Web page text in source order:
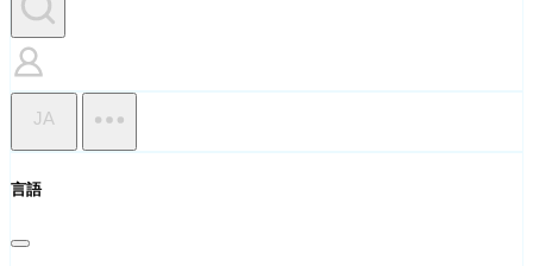
JA
言語